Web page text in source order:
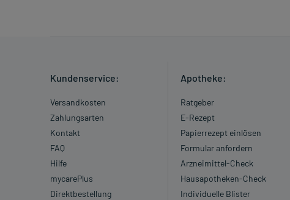
Kundenservice:
Versandkosten
Zahlungsarten
Kontakt
FAQ
Hilfe
mycarePlus
Direktbestellung
Apotheke:
Ratgeber
E-Rezept
Papierrezept einlösen
Formular anfordern
Arzneimittel-Check
Hausapotheken-Check
Individuelle Blister